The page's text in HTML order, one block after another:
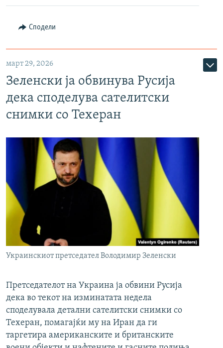
Сподели
март 29, 2026
Зеленски ја обвинува Русија
дека споделува сателитски
снимки со Техеран
Украинскиот претседател Володимир Зеленски
Претседателот на Украина ја обвини Русија
дека во текот на изминатата недела
споделувала детални сателитски снимки со
Техеран, помагајќи му на Иран да ги
таргетира американските и британските